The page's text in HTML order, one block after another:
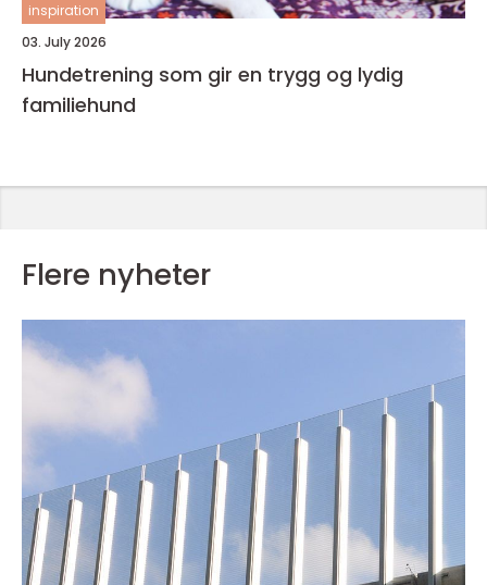
inspiration
03. July 2026
Hundetrening som gir en trygg og lydig
familiehund
Flere nyheter